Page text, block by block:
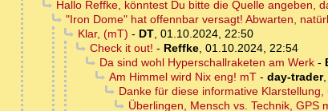
Hallo Reffke, könntest Du bitte die Quelle angeben,
"Iron Dome" hat offennbar versagt! Abwarten,
Klar, (mT) - DT, 01.10.2024, 22:50
Check it out! - Reffke, 01.10.2024, 22:54
Da sind wohl Hyperschallraketen am Werk-
Am Himmel wird Nix eng! mT- day-trader,
Danke für diese informative Klarstellung,
Überlingen, Mensch vs. Technik, GPS